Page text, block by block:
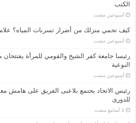
الكتب
‏أسبوعين مضت
كيف تحمي منزلك من أضرار تسربات المياه؟
‏أسبوعين مضت
رئيسا جامعة كفر الشيخ والقومي للمرأة يفتتحان
النوعية
‏أسبوعين مضت
رئيس الاتحاد يجتمع بلاعبى الفريق على هامش
للدورى